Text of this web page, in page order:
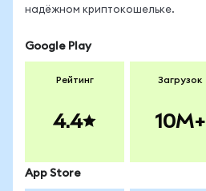
надёжном криптокошельке.
Google Play
Рейтинг
4.4
Загрузок
10M+
App Store